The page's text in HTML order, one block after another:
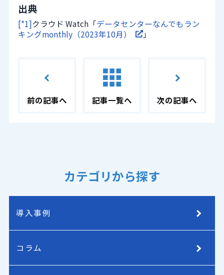
出典
[*1]クラウド Watch「データセンターなんでもラン
キングmonthly（2023年10月）
」
前の記事へ 記事一覧へ 次の記事へ
カテゴリから探す
導入事例
コラム